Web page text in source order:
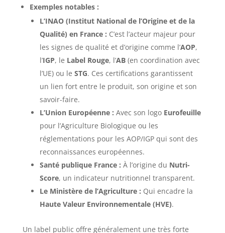
Exemples notables :
L’INAO (Institut National de l’Origine et de la
Qualité) en France : C’est l’acteur majeur pour
les signes de qualité et d’origine comme l’AOP,
l’IGP, le Label Rouge, l’AB(en coordination avec
l’UE) ou le STG. Ces certifications garantissent
un lien fort entre le produit, son origine et son
savoir-faire.
L’Union Européenne : Avec son logo Eurofeuille
pour l’Agriculture Biologique ou les
réglementations pour les AOP/IGP qui sont des
reconnaissances européennes.
Santé publique France : À l’origine du Nutri-
Score, un indicateur nutritionnel transparent.
Le Ministère de l’Agriculture : Qui encadre la
Haute Valeur Environnementale (HVE).
Un label public offre généralement une très forte